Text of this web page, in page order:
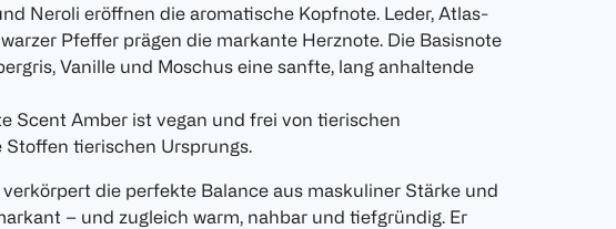
Neroli eröffnen die aromatische Kopfnote. Leder, Atlas-
Pfeffer prägen die markante Herznote. Die Basisnote
Vanille und Moschus eine sanfte, lang anhaltende
Scent Amber ist vegan und frei von tierischen
Stoffen tierischen Ursprungs.
die perfekte Balance aus maskuliner Stärke und
– und zugleich warm, nahbar und tiefgründig. Er